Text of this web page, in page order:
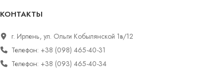
КОНТАКТЫ
г. Ирпень, ул. Ольги Кобылянской 1в/12
Телефон: +38 (098) 465-40-31
Телефон: +38 (093) 465-40-34